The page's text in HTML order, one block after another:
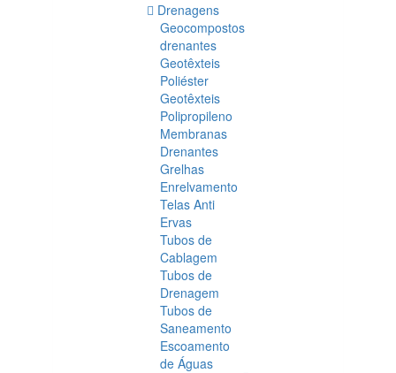
Drenagens
Geocompostos
drenantes
Geotêxteis
Poliéster
Geotêxteis
Polipropileno
Membranas
Drenantes
Grelhas
Enrelvamento
Telas Anti
Ervas
Tubos de
Cablagem
Tubos de
Drenagem
Tubos de
Saneamento
Escoamento
de Águas